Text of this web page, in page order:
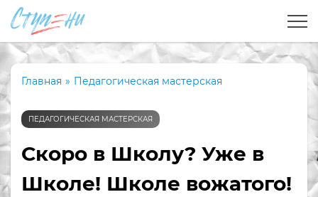
Главная » Педагогическая мастерская
ПЕДАГОГИЧЕСКАЯ МАСТЕРСКАЯ
Скоро в Школу? Уже в
Школе! Школе вожатого!